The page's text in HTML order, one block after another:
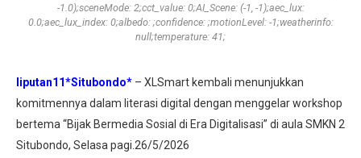
-1.0);sceneMode: 2;cct_value: 0;AI_Scene: (-1, -1);aec_lux:
0.0;aec_lux_index: 0;albedo: ;confidence: ;motionLevel: -1;weatherinfo:
null;temperature: 41;
liputan11*Situbondo* – XLSmart kembali menunjukkan
komitmennya dalam literasi digital dengan menggelar workshop
bertema “Bijak Bermedia Sosial di Era Digitalisasi” di aula SMKN 2
Situbondo, Selasa pagi.26/5/2026